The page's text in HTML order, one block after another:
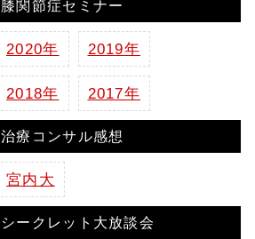
膝関節症セミナー
2020年 2019年
2018年 2017年
治療コンサル感想
宮内大
シークレット大放談会